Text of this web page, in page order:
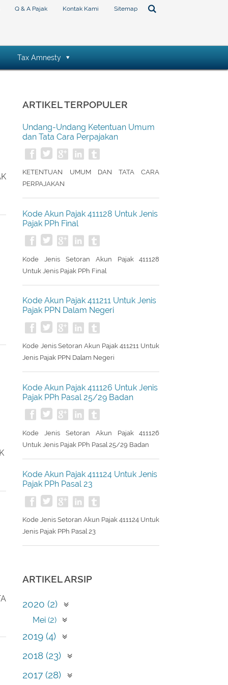
Q & A Pajak Kontak Kami Sitemap
Tax Amnesty
ARTIKEL TERPOPULER
Undang-Undang Ketentuan Umum
dan Tata Cara Perpajakan
KETENTUAN UMUM DAN TATA CARA
PERPAJAKAN
Kode Akun Pajak 411128 Untuk Jenis
Pajak PPh Final
Kode Jenis Setoran Akun Pajak 411128
Untuk Jenis Pajak PPh Final
Kode Akun Pajak 411211 Untuk Jenis
Pajak PPN Dalam Negeri
Kode Jenis Setoran Akun Pajak 411211 Untuk
Jenis Pajak PPN Dalam Negeri
Kode Akun Pajak 411126 Untuk Jenis
Pajak PPh Pasal 25/29 Badan
Kode Jenis Setoran Akun Pajak 411126
Untuk Jenis Pajak PPh Pasal 25/29 Badan
Kode Akun Pajak 411124 Untuk Jenis
Pajak PPh Pasal 23
Kode Jenis Setoran Akun Pajak 411124 Untuk
ARTIKEL ARSIP
2019 (4)
April (1)
2018 (23)